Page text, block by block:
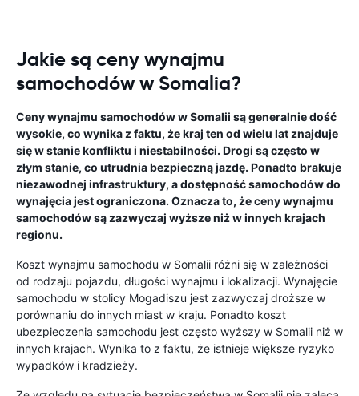
Jakie są ceny wynajmu
samochodów w Somalia?
Ceny wynajmu samochodów w Somalii są generalnie dość
wysokie, co wynika z faktu, że kraj ten od wielu lat znajduje
się w stanie konfliktu i niestabilności. Drogi są często w
złym stanie, co utrudnia bezpieczną jazdę. Ponadto brakuje
niezawodnej infrastruktury, a dostępność samochodów do
wynajęcia jest ograniczona. Oznacza to, że ceny wynajmu
samochodów są zazwyczaj wyższe niż w innych krajach
regionu.
Koszt wynajmu samochodu w Somalii różni się w zależności
od rodzaju pojazdu, długości wynajmu i lokalizacji. Wynajęcie
samochodu w stolicy Mogadiszu jest zazwyczaj droższe w
porównaniu do innych miast w kraju. Ponadto koszt
ubezpieczenia samochodu jest często wyższy w Somalii niż w
innych krajach. Wynika to z faktu, że istnieje większe ryzyko
wypadków i kradzieży.